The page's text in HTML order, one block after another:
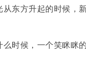
东方升起的时候，
时候，一个笑眯眯